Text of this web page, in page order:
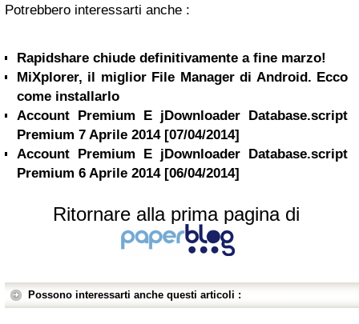
Potrebbero interessarti anche :
Rapidshare chiude definitivamente a fine marzo!
MiXplorer, il miglior File Manager di Android. Ecco
come installarlo
Account Premium E jDownloader Database.script
Premium 7 Aprile 2014 [07/04/2014]
Account Premium E jDownloader Database.script
Premium 6 Aprile 2014 [06/04/2014]
Ritornare alla prima pagina di
Possono interessarti anche questi articoli :